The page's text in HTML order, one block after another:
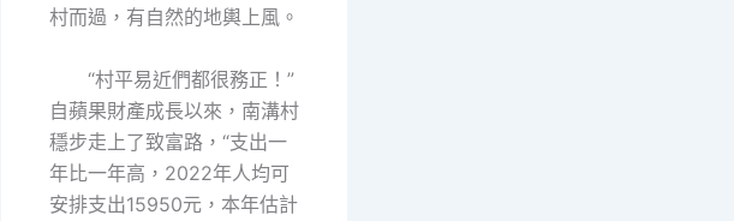
村而過，有自然的地輿上風。
“村平易近們都很務正！”
自蘋果財產成長以來，南溝村
穩步走上了致富路，“支出一
年比一年高，2022年人均可
安排支出15950元，本年估計